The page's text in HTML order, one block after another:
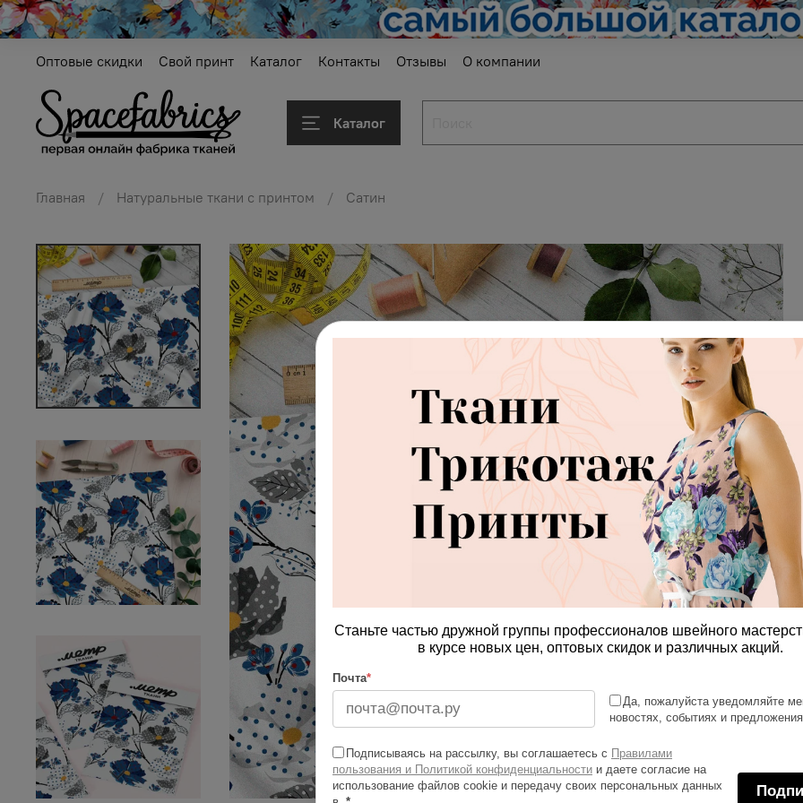
Оптовые скидки Свой принт Каталог Контакты Отзывы О компании
Каталог
Главная Натуральные ткани с принтом Сатин
Станьте частью дружной группы профессионалов швейного
в курсе новых цен, оптовых скидок и различных акций.
Почта*
Да, пожалуйста уведомляйте
новостях, событиях и
Подписываясь на рассылку, вы соглашаетесь с Правилами
пользования и Политикой конфиденциальности и даете согласие на
использование файлов cookie и передачу своих персональных данных